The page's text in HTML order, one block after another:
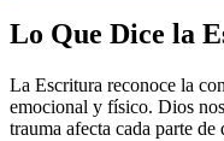
Lo Que Dice la
La Escritura reconoce la
emocional y físico. Dios
trauma afecta cada parte de